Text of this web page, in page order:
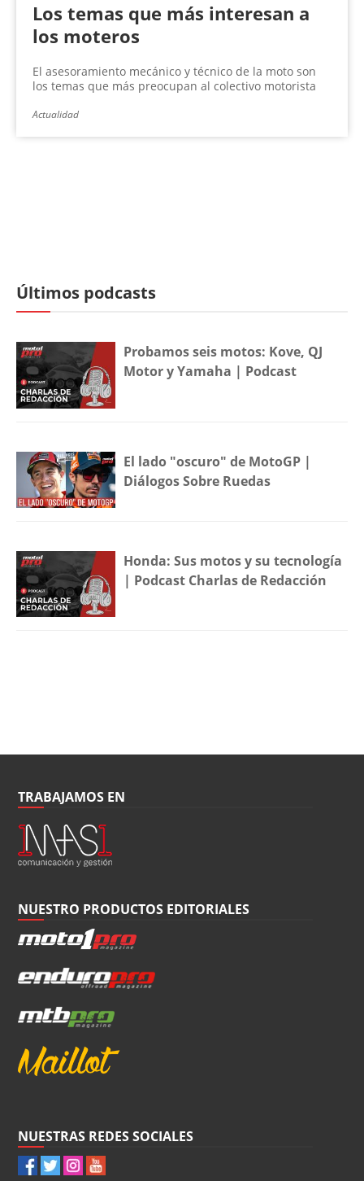
Los temas que más interesan a
los moteros
El asesoramiento mecánico y técnico de la moto son
los temas que más preocupan al colectivo motorista
Actualidad
Últimos podcasts
Probamos seis motos: Kove, QJ
Motor y Yamaha | Podcast
El lado "oscuro" de MotoGP |
Diálogos Sobre Ruedas
Honda: Sus motos y su tecnología
| Podcast Charlas de Redacción
TRABAJAMOS EN
NUESTRO PRODUCTOS EDITORIALES
NUESTRAS REDES SOCIALES